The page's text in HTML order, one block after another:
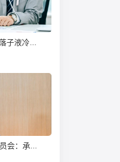
凯旺科技2.86亿落子液冷散热，连亏三年下的跨界自救成效待考丨并购一线